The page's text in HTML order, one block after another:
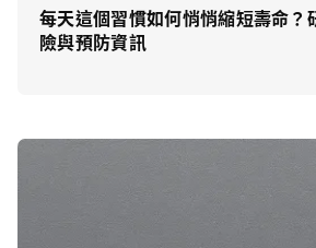
每天這個習慣如何悄悄縮短壽命？
險與預防資訊